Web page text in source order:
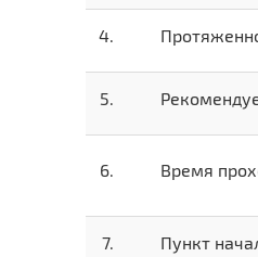
Время
Пункт